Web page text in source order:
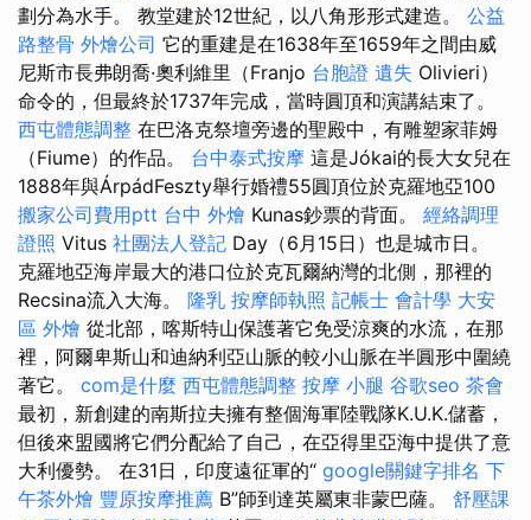
劃分為水手。 教堂建於12世紀，以八角形形式建造。 公益
路整骨 外燴公司 它的重建是在1638年至1659年之間由威
尼斯市長弗朗喬·奧利維里（Franjo 台胞證 遺失 Olivieri）
命令的，但最終於1737年完成，當時圓頂和演講結束了。
西屯體態調整 在巴洛克祭壇旁邊的聖殿中，有雕塑家菲姆
（Fiume）的作品。 台中泰式按摩 這是Jókai的長大女兒在
1888年與ÁrpádFeszty舉行婚禮55圓頂位於克羅地亞100
搬家公司費用ptt 台中 外燴 Kunas鈔票的背面。 經絡調理
證照 Vitus 社團法人登記 Day（6月15日）也是城市日。
克羅地亞海岸最大的港口位於克瓦爾納灣的北側，那裡的
Recsina流入大海。 隆乳 按摩師執照 記帳士 會計學 大安
區 外燴 從北部，喀斯特山保護著它免受涼爽的水流，在那
裡，阿爾卑斯山和迪納利亞山脈的較小山脈在半圓形中圍繞
著它。 com是什麼 西屯體態調整 按摩 小腿 谷歌seo 茶會
最初，新創建的南斯拉夫擁有整個海軍陸戰隊K.U.K.儲蓄，
但後來盟國將它們分配給了自己，在亞得里亞海中提供了意
大利優勢。 在31日，印度遠征軍的“ google關鍵字排名 下
午茶外燴 豐原按摩推薦 B”師到達英屬東非蒙巴薩。 舒壓課